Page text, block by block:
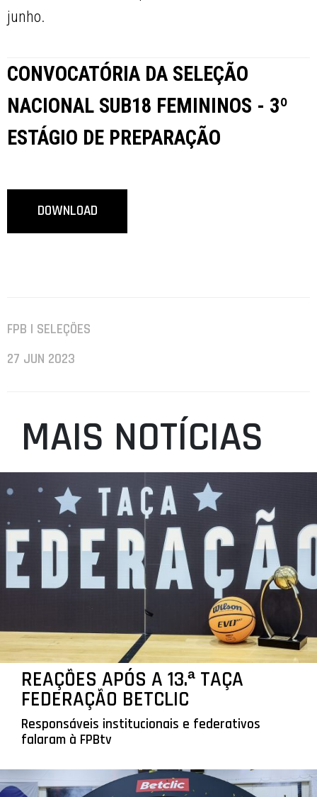
junho.
CONVOCATÓRIA DA SELEÇÃO
NACIONAL SUB18 FEMININOS - 3º
ESTÁGIO DE PREPARAÇÃO
DOWNLOAD
FPB | SELEÇÕES
27 JUN 2023
MAIS NOTÍCIAS
REAÇÕES APÓS A 13.ª TAÇA
FEDERAÇÃO BETCLIC
Responsáveis institucionais e federativos
falaram à FPBtv